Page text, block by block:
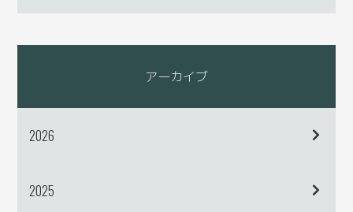
アーカイブ
2026
2025